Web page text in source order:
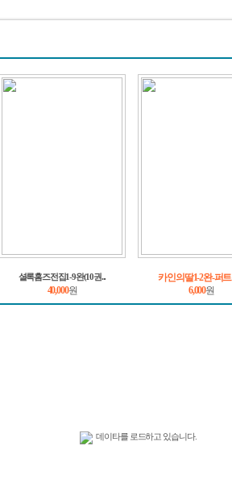
셜록홈즈전집1-9완(10권...
40,000원
카인의딸1-2완-퍼트
6,000원
데이타를 로드하고 있습니다.